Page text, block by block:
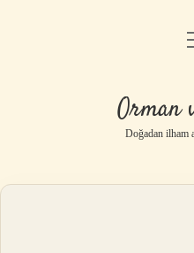
Orman
Doğadan ilham